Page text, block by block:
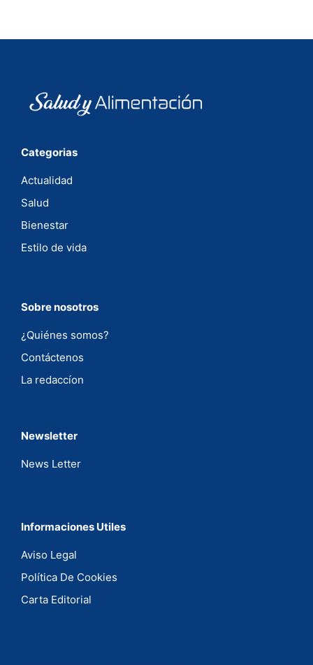
Categorias
Actualidad
Salud
Bienestar
Estilo de vida
Sobre nosotros
¿Quiénes somos?
Contáctenos
La redaccíon
Newsletter
News Letter
Informaciones Utiles
Aviso Legal
Política De Cookies
Carta Editorial